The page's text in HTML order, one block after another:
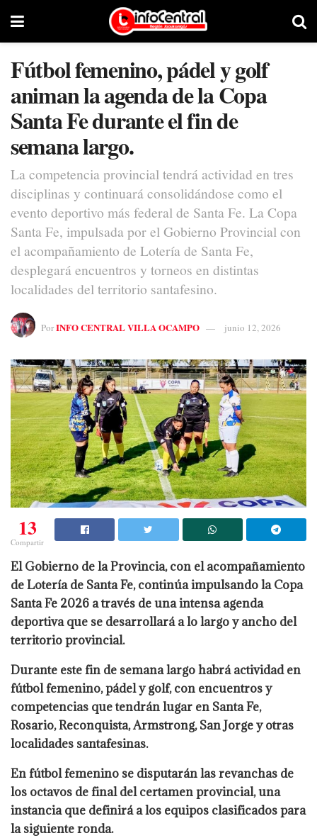
Fútbol femenino, pádel y golf
animan la agenda de la Copa
Santa Fe durante el fin de
semana largo.
La competencia provincial tendrá actividad en tres
disciplinas y continuará consolidándose como el
evento deportivo más federal de Santa Fe. La Copa
Santa Fe, impulsada por el Gobierno Provincial con
el acompañamiento de Lotería de Santa Fe,
desplegará encuentros y torneos en distintas
localidades del territorio santafesino.
PorINFO CENTRAL VILLA OCAMPO junio 12, 2026
13
Compartir
El Gobierno de la Provincia, con el acompañamiento
de Lotería de Santa Fe, continúa impulsando la Copa
Santa Fe 2026 a través de una intensa agenda
deportiva que se desarrollará a lo largo y ancho del
territorio provincial.
Durante este fin de semana largo habrá actividad en
fútbol femenino, pádel y golf, con encuentros y
competencias que tendrán lugar en Santa Fe,
Rosario, Reconquista, Armstrong, San Jorge y otras
localidades santafesinas.
En fútbol femenino se disputarán las revanchas de
los octavos de final del certamen provincial, una
instancia que definirá a los equipos clasificados para
la siguiente ronda.